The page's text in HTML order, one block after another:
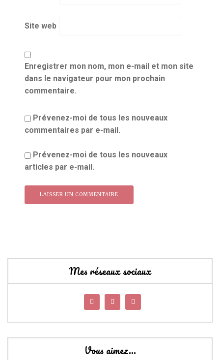
Site web
Enregistrer mon nom, mon e-mail et mon site
dans le navigateur pour mon prochain
commentaire.
Prévenez-moi de tous les nouveaux
commentaires par e-mail.
Prévenez-moi de tous les nouveaux
articles par e-mail.
Mes réseaux sociaux
Vous aimez…